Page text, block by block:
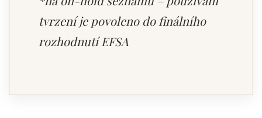
tvrzení je povoleno do finálního
rozhodnutí EFSA